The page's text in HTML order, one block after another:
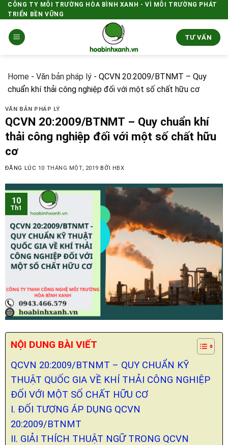
Skip
to
content
CÔNG TY MÔI TRƯỜNG HÒA BÌNH XANH - VÌ MÔI TRƯỜNG PHÁT
TRIỂN BỀN VỮNG
TƯ VẤN
Home - Văn bản pháp lý - QCVN 20:2009/BTNMT – Quy
chuẩn khí thải công nghiệp đối với một số chất hữu cơ
VĂN BẢN PHÁP LÝ
QCVN 20:2009/BTNMT – Quy chuẩn khí
thải công nghiệp đối với một số chất hữu
cơ
ĐĂNG LÚC 10 THÁNG MỘT, 2019 BỞI HBX
10
Th1
NỘI DUNG BÀI VIẾT
QCVN 20:2009/BTNMT – QUY CHUẨN KỸ
THUẬT QUỐC GIA VỀ KHÍ THẢI CÔNG NGHIỆP
ĐỐI VỚI MỘT SỐ CHẤT HỮU CƠ
I. ĐỐI TƯỢNG ÁP DỤNG QCVN
20:2009/BTNMT
II. GIẢI THÍCH THUẬT NGỮ TRONG QCVN